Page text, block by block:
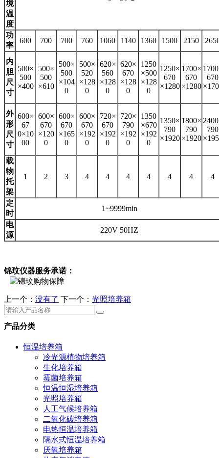
境
温
度
功
率
600 700 700 760 1060 1140 1360 1500 2150
内
胆
尺
寸
500×
500
×400
500×
500
×610
500×
500
×104
0
500×
520
×128
0
620×
560
×128
0
620×
670
×128
0
1250
×500
×128
0
1250×
670
×1280
1700×
670
×1280
670
外
形
尺
寸
600×
67
0×10
00
600×
670
×120
0
600×
670
×165
0
600×
670
×192
0
720×
670
×192
0
720×
790
×192
0
1350
×670
×192
0
1350×
790
×1920
1800×
790
×1920
790
载
物
托
架
1 2 3 4 4 4 4 4 4 4
定
时
1~9999min
电
源
220V 50HZ
锦玟仪器服务承诺：
上一个： 没有了 下一个： 光照培养箱
产品分类
恒温培养箱
冷光源植物培养箱
生化培养箱
霉菌培养箱
恒温恒湿培养箱
光照培养箱
人工气候培养箱
二氧化碳培养箱
电热恒温培养箱
隔水式恒温培养箱
厌氧培养箱